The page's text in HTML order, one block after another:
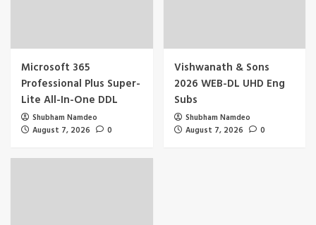
Microsoft 365
Professional Plus Super-
Lite All-In-One DDL
Shubham Namdeo
August 7, 2026
0
Vishwanath & Sons
2026 WEB-DL UHD Eng
Subs
Shubham Namdeo
August 7, 2026
0